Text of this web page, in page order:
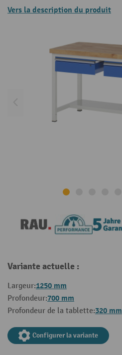
Vers la description du produit
Variante actuelle :
Largeur:1250 mm
Profondeur:700 mm
Profondeur de la tablette:320 mm
Configurer la variante